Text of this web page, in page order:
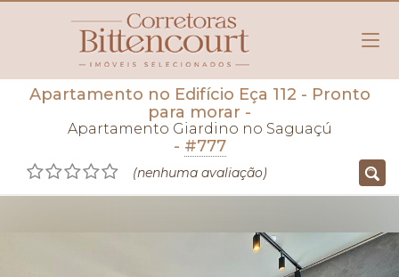
Apartamento no Edifício Eça 112 - Pronto
para morar -
Apartamento Giardino no Saguaçú
- #777
(nenhuma avaliação)